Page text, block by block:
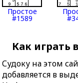
Простое
#1589
Как играть
Судоку на этом
добавляется в